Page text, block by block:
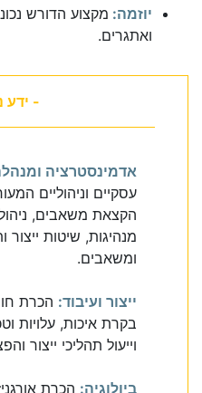
יוזמה: מקצוע הדורש
ואתגרים.
- ידע
אדמינסטרציה
עסקיים וניהוליים
הקצאת משאבים,
מנהיגות, שיטות ייצור
ומשאבים.
ייצור ועיבוד: הכרת
בקרת איכות, עלויות
וייעול תהליכי ייצור
ביולוגיה: הכרת